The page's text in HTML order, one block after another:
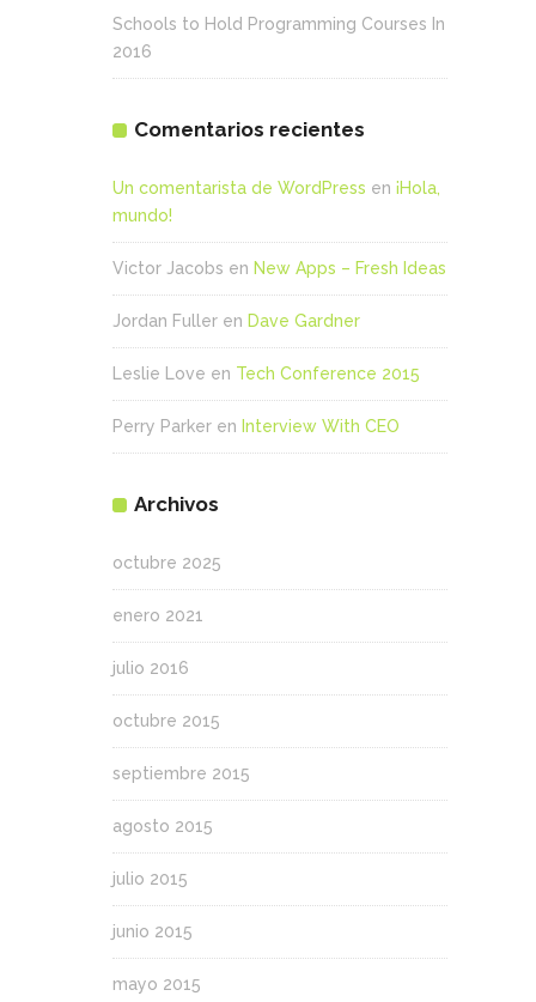
Schools to Hold Programming Courses In
2016
Comentarios recientes
Un comentarista de WordPress en ¡Hola,
mundo!
Victor Jacobs en New Apps – Fresh Ideas
Jordan Fuller en Dave Gardner
Leslie Love en Tech Conference 2015
Perry Parker en Interview With CEO
Archivos
octubre 2025
enero 2021
julio 2016
octubre 2015
septiembre 2015
agosto 2015
julio 2015
junio 2015
mayo 2015